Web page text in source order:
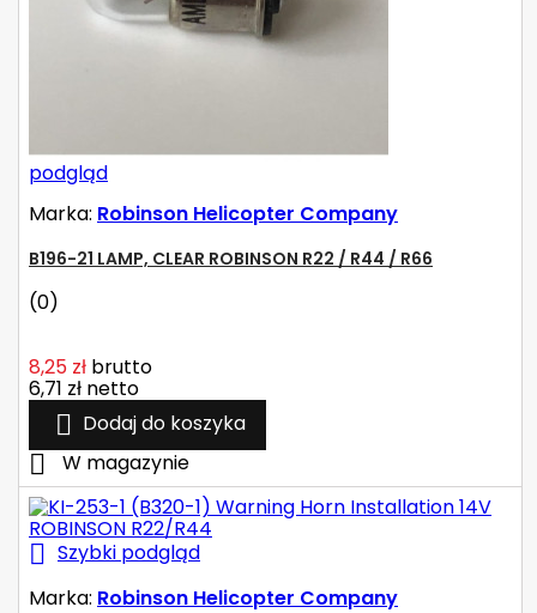
podgląd
Marka: Robinson Helicopter Company
B196-21 LAMP, CLEAR ROBINSON R22 / R44 / R66
(0)
8,25 zł brutto
6,71 zł netto
 Dodaj do koszyka
 W magazynie
 Szybki podgląd
Marka: Robinson Helicopter Company